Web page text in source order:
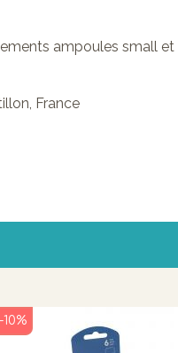
ampoules small et
France
-10%